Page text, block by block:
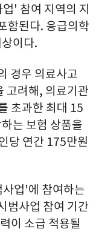
' 참여 지역의 지
함된다. 응급의학
이다.
경우 의료사고
고려해, 의료기관
초과한 최대 15
는 보험 상품을
당 연간 175만원
업'에 참여하는
범사업 참여 기간
이 소급 적용될